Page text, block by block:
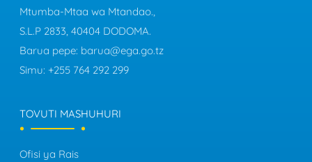
Mtumba-Mtaa wa Mtandao.,
S.L.P 2833, 40404 DODOMA.
Barua pepe: barua@ega.go.tz
Simu: +255 764 292 299
TOVUTI MASHUHURI
Ofisi ya Rais